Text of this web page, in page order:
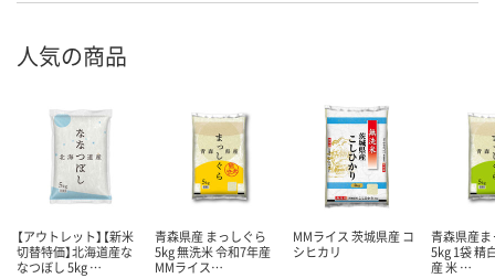
人気の商品
【アウトレット】【新米
切替特価】北海道産な
なつぼし 5kg …
青森県産 まっしぐら
5kg 無洗米 令和7年産
MMライス…
MMライス 茨城県産 コ
シヒカリ
青森県産
5kg 1袋 精
産 米 …